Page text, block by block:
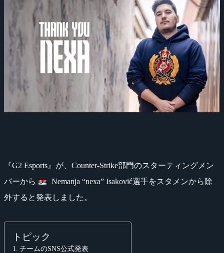
『G2 Esports』が、Counter-Strike部門のスターティングメン
バーから
Nemanja “nexa” Isaković選手をスタメンから除
外すると発表しました。
トピック
チームのSNS公式発表